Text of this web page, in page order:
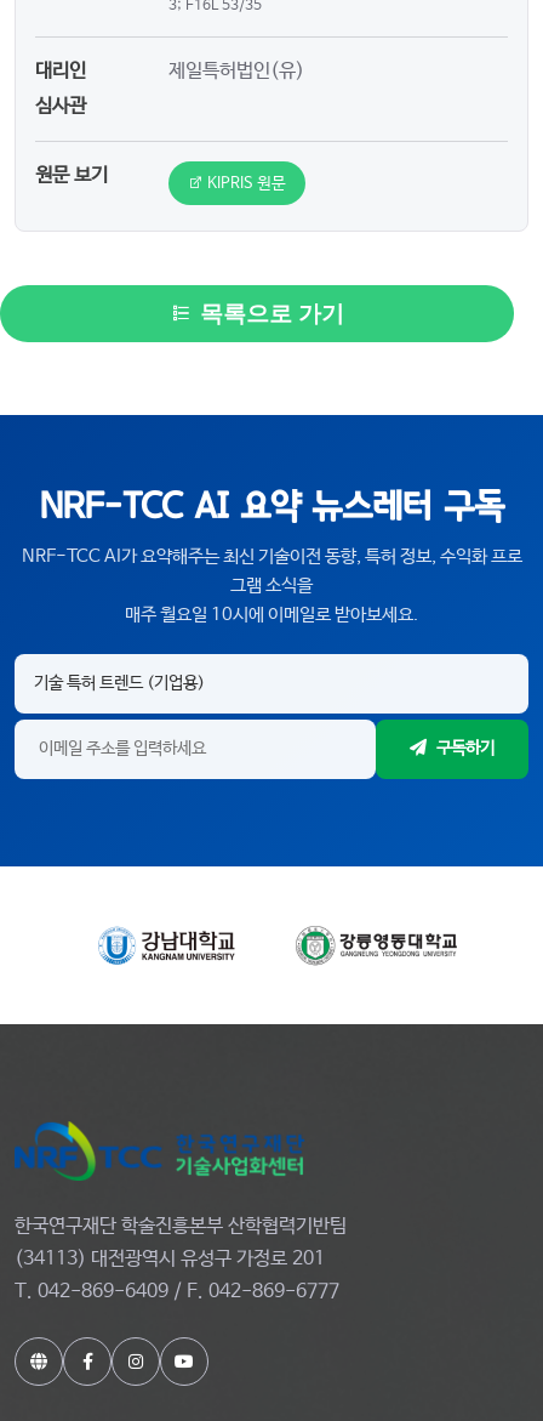
3; F16L 53/35
대리인
제일특허법인(유)
심사관
원문 보기 KIPRIS 원문
목록으로 가기
NRF-TCC AI 요약 뉴스레터 구독
NRF-TCC AI가 요약해주는 최신 기술이전 동향, 특허 정보, 수익화 프로
그램 소식을
매주 월요일 10시에 이메일로 받아보세요.
구독하기
한국연구재단 학술진흥본부 산학협력기반팀
(34113) 대전광역시 유성구 가정로 201
T. 042-869-6409 / F. 042-869-6777